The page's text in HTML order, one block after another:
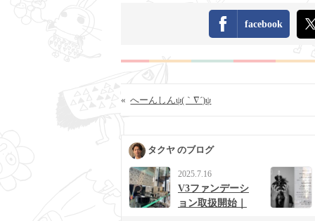
facebook
« へーんしんψ(｀∇´)ψ
タクヤ のブログ
2025.7.16
V3ファンデーシ
ョン取扱開始｜